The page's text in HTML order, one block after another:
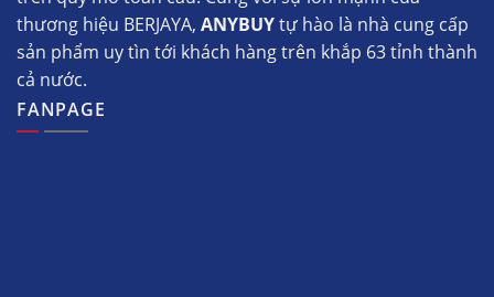
thương hiệu BERJAYA, ANYBUYtự hào là nhà cung cấp
sản phẩm uy tìn tới khách hàng trên khắp 63 tỉnh thành
cả nước.
FANPAGE